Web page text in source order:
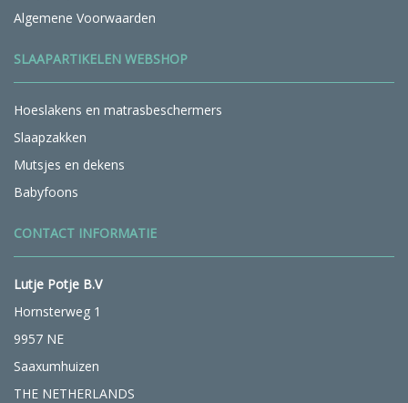
Algemene Voorwaarden
SLAAPARTIKELEN WEBSHOP
Hoeslakens en matrasbeschermers
Slaapzakken
Mutsjes en dekens
Babyfoons
CONTACT INFORMATIE
Lutje Potje B.V
Hornsterweg 1
9957 NE
Saaxumhuizen
THE NETHERLANDS